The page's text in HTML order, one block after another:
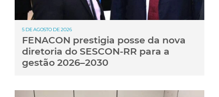
5 DE AGOSTO DE 2026
FENACON prestigia posse da nova
diretoria do SESCON-RR para a
gestão 2026–2030